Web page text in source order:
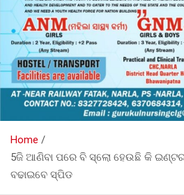
Home
5ଜି ଆଣିବା ପରେ ବି ସ୍ଲାେ ହେଉଛି କି
ବଢାଇବେ ସ୍ପିଡ